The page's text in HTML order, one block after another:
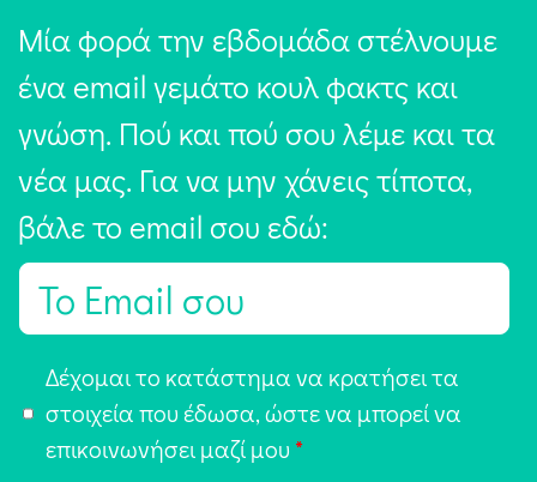
Μία φορά την εβδομάδα στέλνουμε
ένα email γεμάτο κουλ φακτς και
γνώση. Πού και πού σου λέμε και τα
νέα μας. Για να μην χάνεις τίποτα,
βάλε το email σου εδώ:
E
π
Δέχομαι το κατάστημα να κρατήσει τα
στοιχεία που έδωσα, ώστε να μπορεί να
επικοινωνήσει μαζί μου *